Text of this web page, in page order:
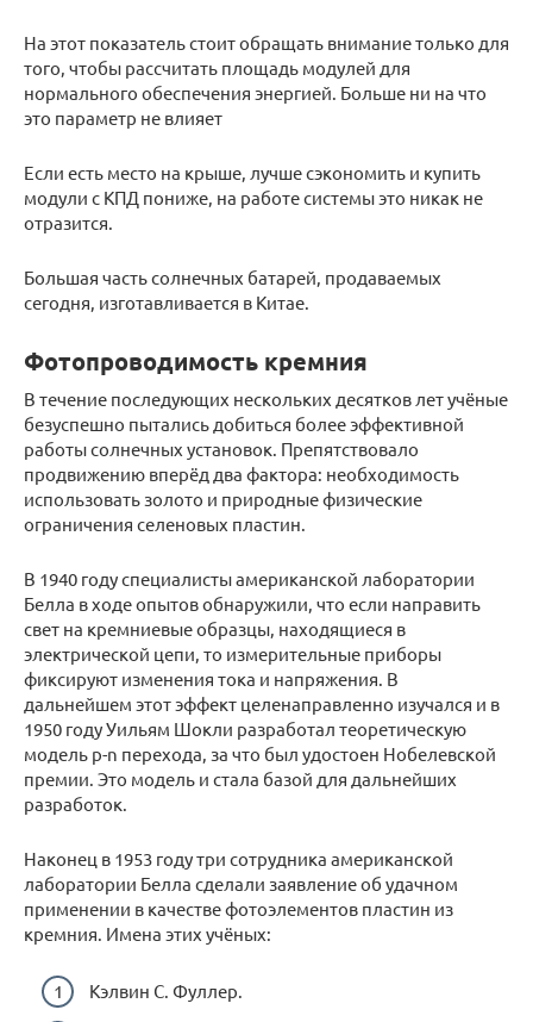
На этот показатель стоит обращать внимание только для
того, чтобы рассчитать площадь модулей для
нормального обеспечения энергией. Больше ни на что
это параметр не влияет
Если есть место на крыше, лучше сэкономить и купить
модули с КПД пониже, на работе системы это никак не
отразится.
Большая часть солнечных батарей, продаваемых
сегодня, изготавливается в Китае.
Фотопроводимость кремния
В течение последующих нескольких десятков лет учёные
безуспешно пытались добиться более эффективной
работы солнечных установок. Препятствовало
продвижению вперёд два фактора: необходимость
использовать золото и природные физические
ограничения селеновых пластин.
В 1940 году специалисты американской лаборатории
Белла в ходе опытов обнаружили, что если направить
свет на кремниевые образцы, находящиеся в
электрической цепи, то измерительные приборы
фиксируют изменения тока и напряжения. В
дальнейшем этот эффект целенаправленно изучался и в
1950 году Уильям Шокли разработал теоретическую
модель p-n перехода, за что был удостоен Нобелевской
премии. Это модель и стала базой для дальнейших
разработок.
Наконец в 1953 году три сотрудника американской
лаборатории Белла сделали заявление об удачном
применении в качестве фотоэлементов пластин из
кремния. Имена этих учёных:
Кэлвин С. Фуллер.